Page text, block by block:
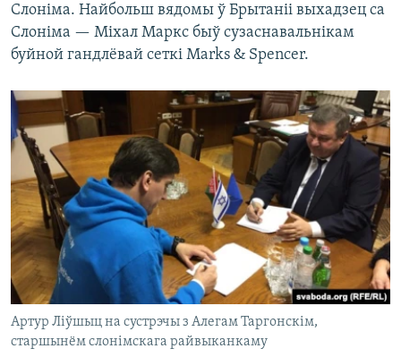
Слоніма. Найбольш вядомы ў Брытаніі выхадзец са
Слоніма — Міхал Маркс быў сузаснавальнікам
буйной гандлёвай сеткі Marks & Spencer.
Артур Ліўшыц на сустрэчы з Алегам Таргонскім,
старшынём слонімскага райвыканкаму